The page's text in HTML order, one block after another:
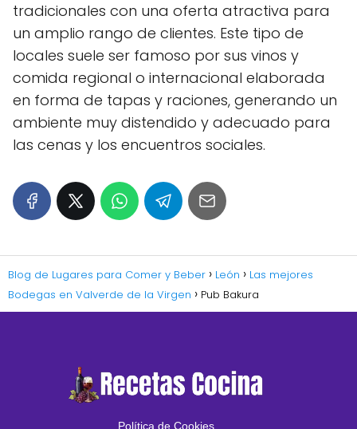
tradicionales con una oferta atractiva para
un amplio rango de clientes. Este tipo de
locales suele ser famoso por sus vinos y
comida regional o internacional elaborada
en forma de tapas y raciones, generando un
ambiente muy distendido y adecuado para
las cenas y los encuentros sociales.
Blog de Lugares para Comer y Beber León
Las mejores
Bodegas en Valverde de la Virgen
Pub Bakura
Política de Cookies